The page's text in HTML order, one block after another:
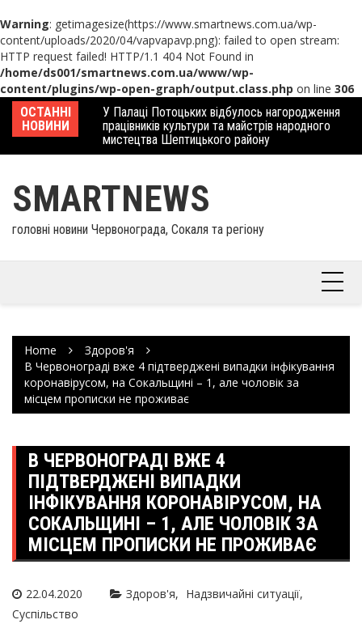
Warning: getimagesize(https://www.smartnews.com.ua/wp-
content/uploads/2020/04/vapvapavp.png): failed to open stream:
HTTP request failed! HTTP/1.1 404 Not Found in
/home/ds001/smartnews.com.ua/www/wp-
content/plugins/wp-open-graph/output.class.php on line 306
Skip
content
ОСТАННІ
НОВИНИ
У Палаці Потоцьких відбулось нагородження
працівників культури та майстрів народного
мистецтва Шептицького району
SMARTNEWS
головні новини Червонограда, Сокаля та регіону
Home
Здоров'я
В Червонограді вже 4 підтверджені випадки інфікування
коронавірусом, на Сокальщині – 1, але чоловік за
місцем прописки не проживає
В ЧЕРВОНОГРАДІ ВЖЕ 4
ПІДТВЕРДЖЕНІ ВИПАДКИ
ІНФІКУВАННЯ КОРОНАВІРУСОМ, НА
СОКАЛЬЩИНІ – 1, АЛЕ ЧОЛОВІК ЗА
МІСЦЕМ ПРОПИСКИ НЕ ПРОЖИВАЄ
22.04.2020 Здоров'я
Надзвичайні ситуації
Суспільство